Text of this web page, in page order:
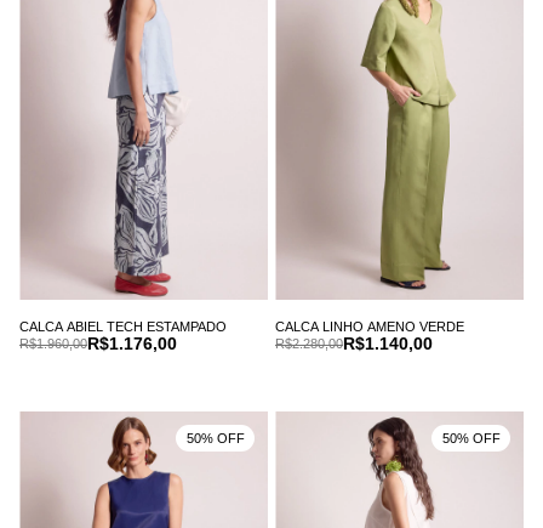
CALCA ABIEL TECH ESTAMPADO
R$1.176,00
R$1.960,00
CALCA LINHO AMENO VERDE
R$1.140,00
R$2.280,00
50% OFF 50% OFF